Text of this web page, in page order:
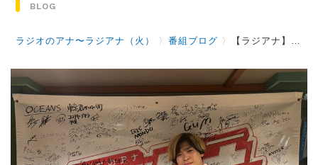
BLOG
ラジオのアナ〜ラジアナ（火） 〉番組ブログ 〉 【ラジアナ】ゲスト『YAJICO GIRL 四方 颯人さん』【火曜日】